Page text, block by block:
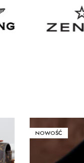
NOWOŚĆ